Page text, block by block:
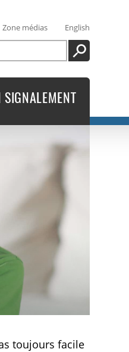
Zone médias
English
RECHERCHE
SIGNALEMENT
toujours facile